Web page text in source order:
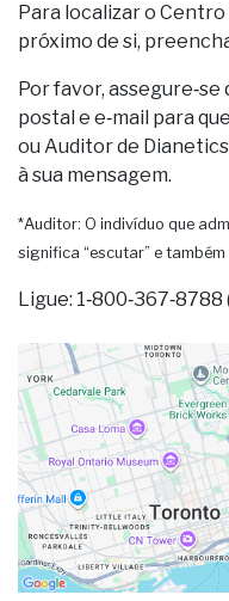
Para localizar o
próximo de si,
Por favor,
postal e e‑mail para
ou Auditor de
à sua mensagem.
*Auditor: O indivíduo que
significa “escutar” e também
Ligue: 1‑800‑367‑8788